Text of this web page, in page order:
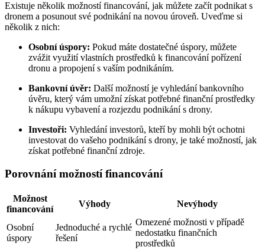
Existuje několik možností financování, jak můžete začít podnikat s
dronem a posunout své podnikání na novou úroveň. Uveďme si
několik z nich:
Osobní úspory: Pokud máte dostatečné úspory, můžete
zvážit využití vlastních prostředků k financování pořízení
dronu a propojení s vaším podnikáním.
Bankovní úvěr: Další možností je vyhledání bankovního
úvěru, který vám umožní získat potřebné finanční prostředky
k nákupu vybavení a rozjezdu podnikání s drony.
Investoři: Vyhledání investorů, kteří by mohli být ochotni
investovat do vašeho podnikání s drony, je také možností, jak
získat potřebné finanční zdroje.
Porovnání možností financování
Možnost
financování
Výhody Nevýhody
Osobní
úspory
Jednoduché a rychlé
řešení
Omezené možnosti v případě
nedostatku finančních
prostředků